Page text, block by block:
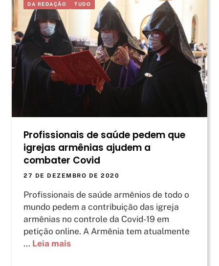
DA REDAÇÃO TUDO
Profissionais de saúde pedem que
igrejas armênias ajudem a
combater Covid
27 DE DEZEMBRO DE 2020
Profissionais de saúde armênios de todo o
mundo pedem a contribuição das igreja
armênias no controle da Covid-19 em
petição online. A Armênia tem atualmente
... Leia mais